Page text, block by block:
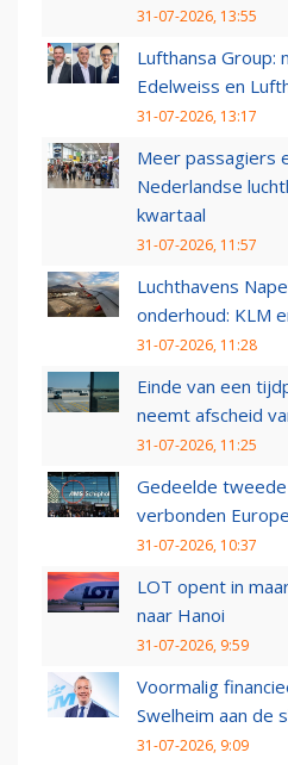
31-07-2026, 13:55
Lufthansa Group:
Edelweiss en
31-07-2026, 13:17
Meer passagiers
Nederlandse
kwartaal
31-07-2026, 11:57
Luchthavens
onderhoud: KLM
31-07-2026, 11:28
Einde van een
neemt afscheid
31-07-2026, 11:25
Gedeelde
verbonden
31-07-2026, 10:37
LOT opent in
naar Hanoi
31-07-2026, 9:59
Voormalig
Swelheim aan de
31-07-2026, 9:09